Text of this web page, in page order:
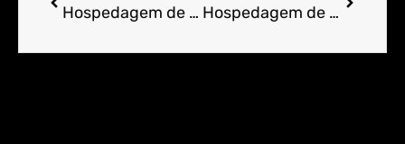
Hospedagem de Sites para Engenheiro em Adão Cândido Lima Hospedagem de Sites para Engenheiro em Adélia